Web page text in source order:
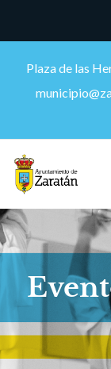
Plaza de las